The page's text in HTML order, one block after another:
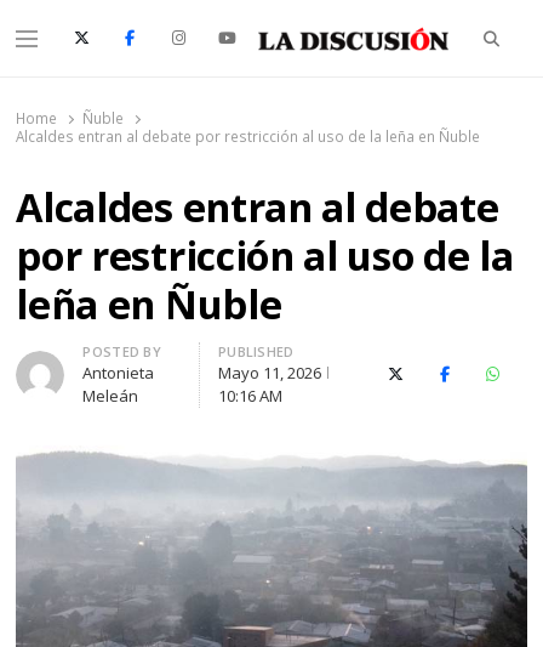
Menu
Home
Ñuble
Alcaldes entran al debate por restricción al uso de la leña en Ñuble
Alcaldes entran al debate
por restricción al uso de la
leña en Ñuble
Author
POSTED BY
Antonieta
Meleán
PUBLISHED
Mayo 11, 2026
10:16 AM
X (Twitter)Facebook